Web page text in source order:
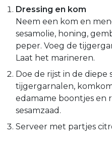
Dressing en kom
Neem een kom en
sesamolie, honing,
peper. Voeg de
Laat het marineren.
Doe de rijst in de diepe
tijgergarnalen,
edamame boontjes en
sesamzaad.
Serveer met partjes